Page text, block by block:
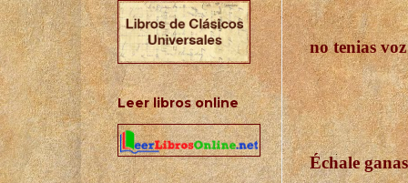
no tenias
Échale
Leer libros online